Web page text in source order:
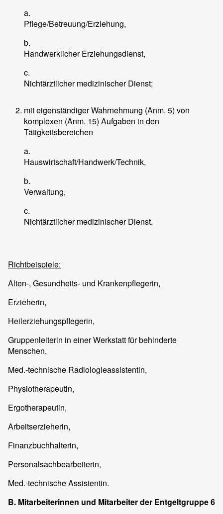
a.
Pflege/Betreuung/Erziehung,
b.
Handwerklicher Erziehungsdienst,
c.
Nichtärztlicher medizinischer Dienst;
mit eigenständiger Wahrnehmung (Anm. 5) von
komplexen (Anm. 15) Aufgaben in den
Tätigkeitsbereichen
a.
Hauswirtschaft/Handwerk/Technik,
b.
Verwaltung,
c.
Nichtärztlicher medizinischer Dienst.
Richtbeispiele:
Alten-, Gesundheits- und Krankenpflegerin,
Erzieherin,
Heilerziehungspflegerin,
Gruppenleiterin in einer Werkstatt für behinderte
Menschen,
Med.-technische Radiologieassistentin,
Physiotherapeutin,
Ergotherapeutin,
Arbeitserzieherin,
Finanzbuchhalterin,
Personalsachbearbeiterin,
Med.-technische Assistentin.
B. Mitarbeiterinnen und Mitarbeiter der Entgeltgruppe 6